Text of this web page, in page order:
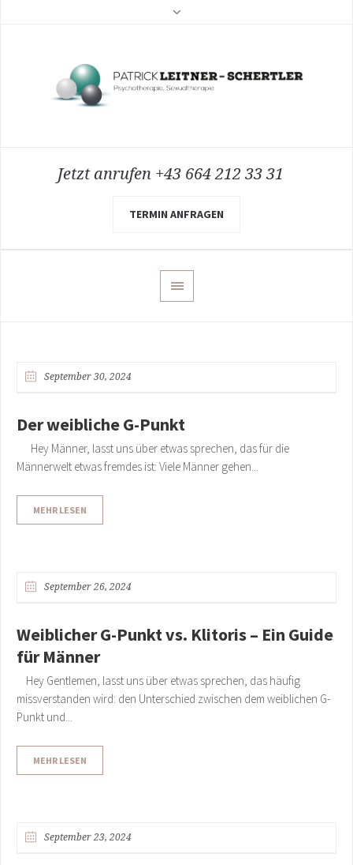
Jetzt anrufen +43 664 212 33 31
TERMIN ANFRAGEN
September 30, 2024
Der weibliche G-Punkt
Hey Männer, lasst uns über etwas sprechen, das für die
Männerwelt etwas fremdes ist: Viele Männer gehen...
MEHR LESEN
September 26, 2024
Weiblicher G-Punkt vs. Klitoris – Ein Guide
für Männer
Hey Gentlemen, lasst uns über etwas sprechen, das häufig
missverstanden wird: den Unterschied zwischen dem weiblichen G-
Punkt und...
MEHR LESEN
September 23, 2024